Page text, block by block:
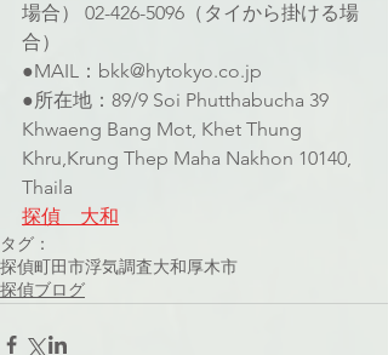
場合） 02-426-5096（タイから掛ける場
合）
●MAIL：bkk@hytokyo.co.jp
●所在地：89/9 Soi Phutthabucha 39
Khwaeng Bang Mot, Khet Thung
Khru,Krung Thep Maha Nakhon 10140,
Thaila
探偵　大和
タグ：
探偵町田市浮気調査大和厚木市
探偵ブログ